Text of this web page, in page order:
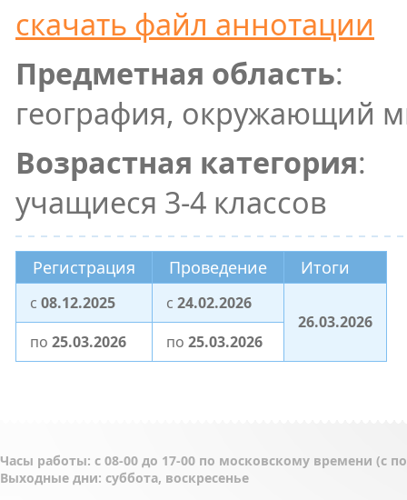
скачать файл аннотации
Предметная область:
география, окружающий
Возрастная категория:
учащиеся 3-4 классов
Регистрация Проведение Итоги
c 08.12.2025 c 24.02.2026
26.03.2026
по 25.03.2026 по 25.03.2026
Часы работы: с 08-00 до 17-00 по московскому времени (с
Выходные дни: суббота, воскресенье